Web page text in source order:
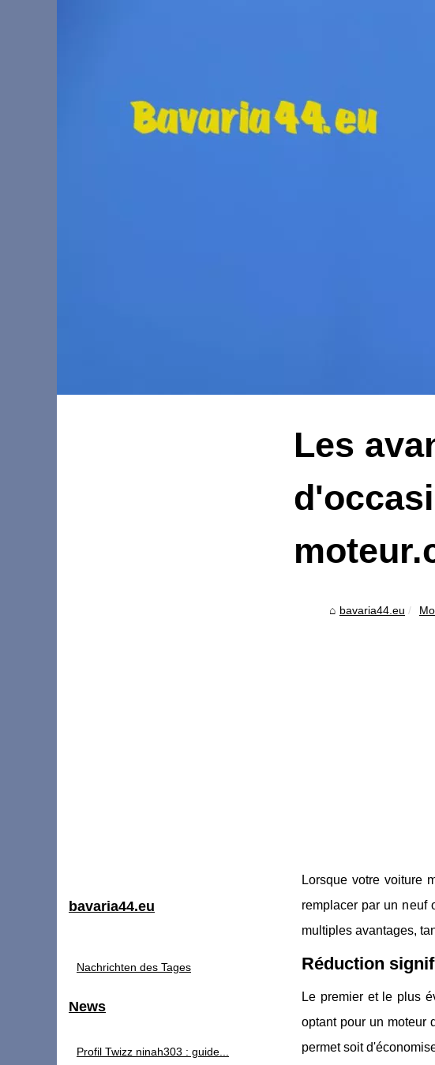
Les
bavaria44.eu
Lorsque votre voiture
remplacer par un neuf
multiples avantages,
Réduction
Le premier et le plus
optant pour un moteur
permet soit
bavaria44.eu
Nachrichten des Tages
News
Profil Twizz ninah303 : guide...